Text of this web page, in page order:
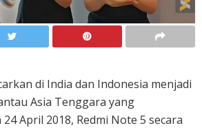
di India dan Indonesia menjadi
Asia Tenggara yang
April 2018, Redmi Note 5 secara